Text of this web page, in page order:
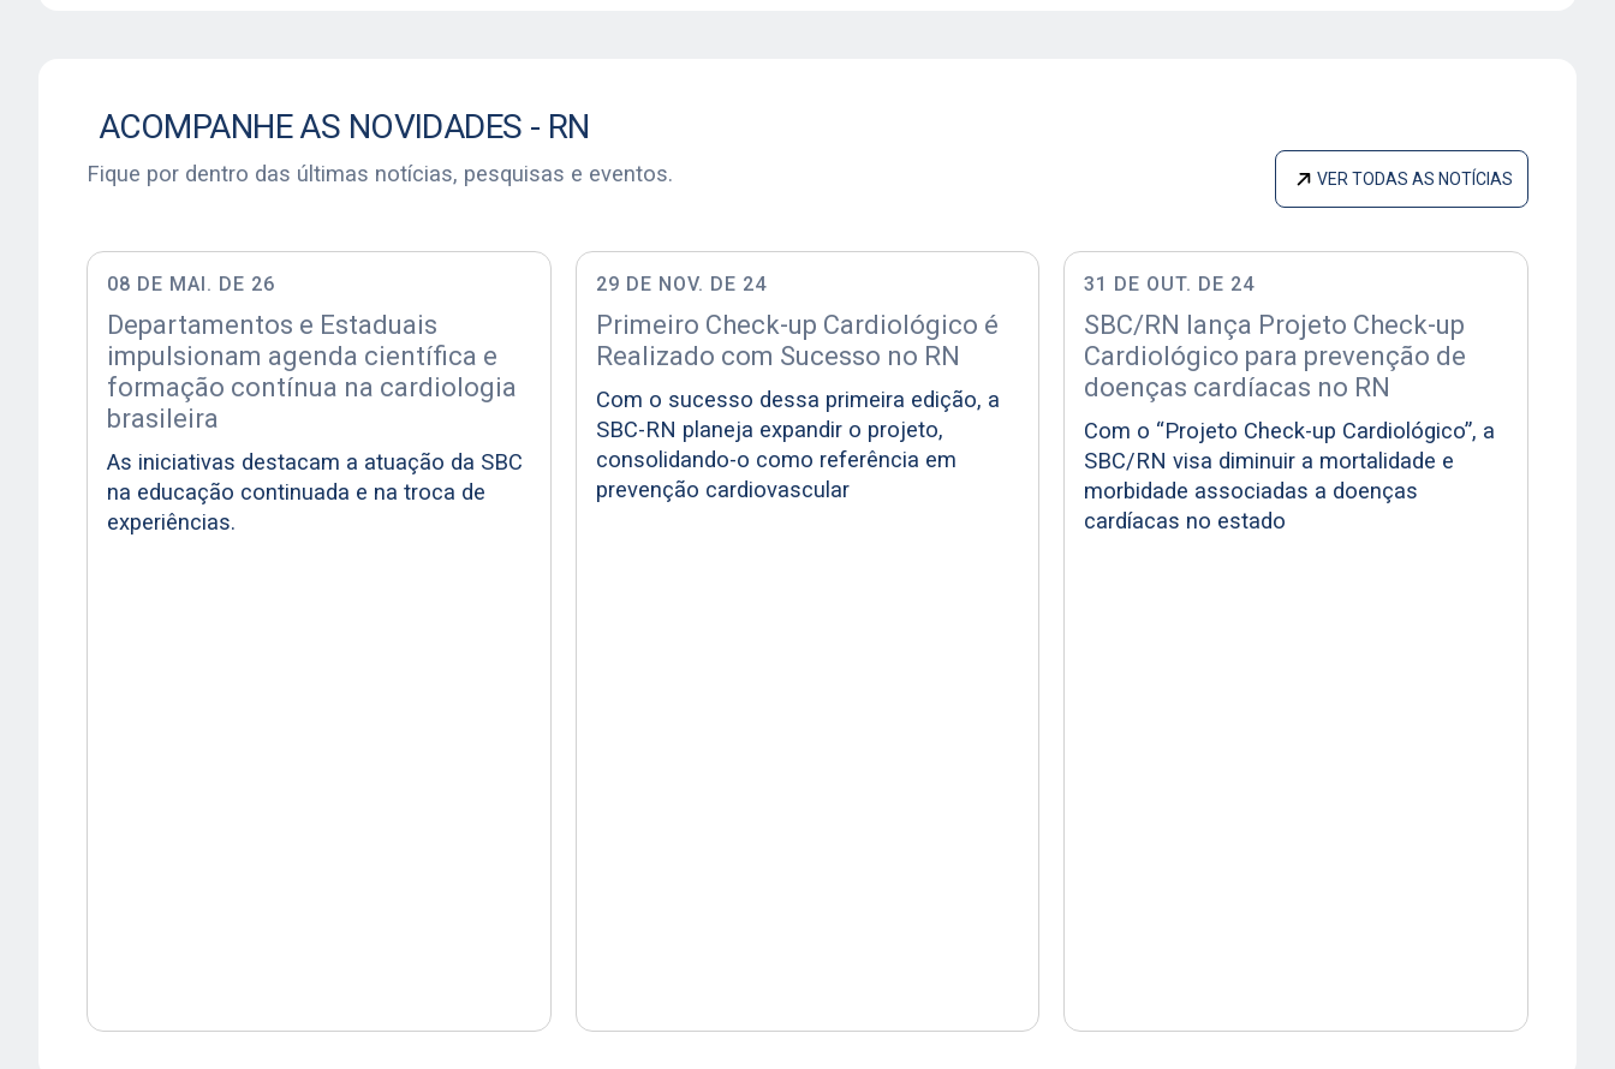
RN
Fique por dentro das últimas notícias, pesquisas e eventos. VER TODAS AS NOTÍCIAS
08 DE MAI. DE 26
Departamentos e Estaduais
impulsionam agenda científica e
formação contínua na cardiologia
brasileira
As iniciativas destacam a atuação da SBC
na educação continuada e na troca de
experiências.
29 DE NOV. DE 24
Primeiro Check-up Cardiológico é
Realizado com Sucesso no RN
Com o sucesso dessa primeira edição, a
SBC-RN planeja expandir o projeto,
consolidando-o como referência em
prevenção cardiovascular
31 DE OUT. DE 24
SBC/RN lança Projeto Check-up
Cardiológico para prevenção de
doenças cardíacas no RN
Com o “Projeto Check-up Cardiológico”, a
SBC/RN visa diminuir a mortalidade e
morbidade associadas a doenças
cardíacas no estado